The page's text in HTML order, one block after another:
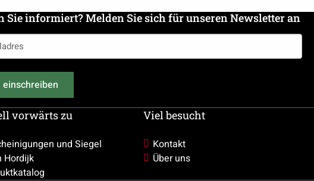
Sie informiert? Melden Sie sich für unseren Newsletter an
einschreiben
vorwärts zu
und Siegel
Hordijk
Viel besucht
Kontakt
Über uns